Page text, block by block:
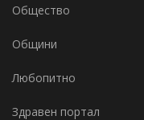
Общество
Общини
Любопитно
Здравен портал